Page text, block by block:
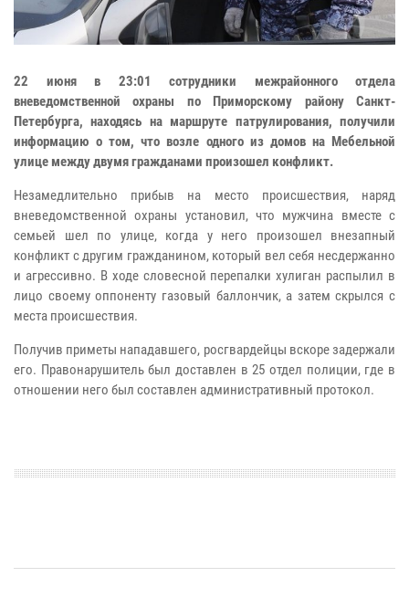
22 июня в 23:01 сотрудники межрайонного отдела
вневедомственной охраны по Приморскому району Санкт-
Петербурга, находясь на маршруте патрулирования, получили
информацию о том, что возле одного из домов на Мебельной
улице между двумя гражданами произошел конфликт.
Незамедлительно прибыв на место происшествия, наряд
вневедомственной охраны установил, что мужчина вместе с
семьей шел по улице, когда у него произошел внезапный
конфликт с другим гражданином, который вел себя несдержанно
и агрессивно. В ходе словесной перепалки хулиган распылил в
лицо своему оппоненту газовый баллончик, а затем скрылся с
места происшествия.
Получив приметы нападавшего, росгвардейцы вскоре задержали
его. Правонарушитель был доставлен в 25 отдел полиции, где в
отношении него был составлен административный протокол.